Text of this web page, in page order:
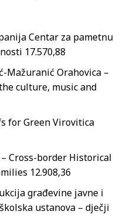
Centar za pametnu
17.570,88
Mažuranić Orahovica –
culture, music and
for Green Virovitica
Cross-border Historical
12.908,36
građevine javne i
ustanova – dječji